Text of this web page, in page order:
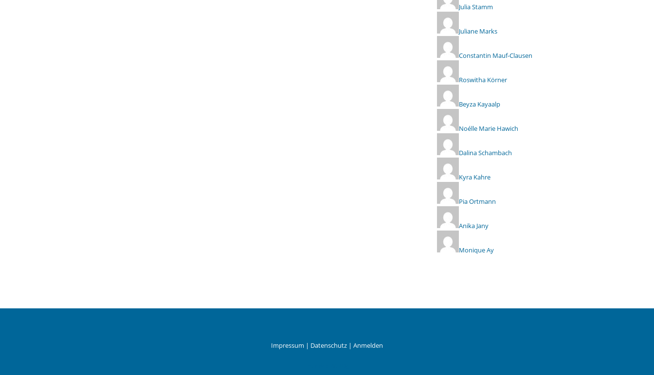
Julia Stamm
Juliane Marks
Constantin Mauf-Clausen
Roswitha Körner
Beyza Kayaalp
Noélle Marie Hawich
Dalina Schambach
Kyra Kahre
Pia Ortmann
Anika Jany
Monique Ay
Impressum | Datenschutz| Anmelden